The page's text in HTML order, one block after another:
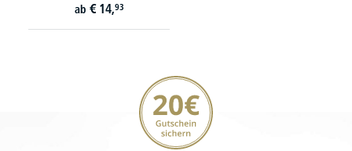
ab € 14,93
20€ Gutschein sichern